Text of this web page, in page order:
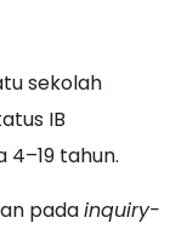
sekolah
IB
4–19 tahun.
padainquiry-